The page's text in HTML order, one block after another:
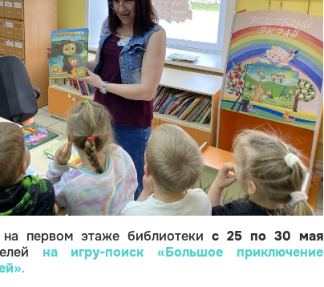
на первом этаже библиотеки с 25 по 30 мая
на игру-поиск
«Большое приключение
.